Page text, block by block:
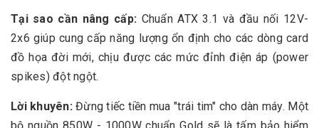
Tại sao cần nâng cấp: ChuẩnATX 3.1 và đầu nối 12V-
2x6 giúp cung cấp năng lượng ổn định cho các dòng card
đồ họa đời mới, chịu được các mức đỉnh điện áp (power
spikes) đột ngột.
Lời khuyên: Đừng tiếc tiền mua "trái tim" cho dàn máy. Một
bộ nguồn 850W - 1000W chuẩn Gold sẽ là tấm bảo hiểm